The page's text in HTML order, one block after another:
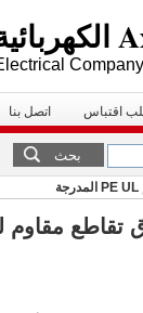
اتصل بنا اقتباس
بحث